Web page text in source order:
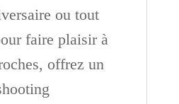
ou tout
faire plaisir à
offrez un